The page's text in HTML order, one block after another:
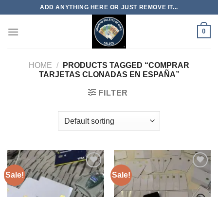
content
ADD ANYTHING HERE OR JUST REMOVE IT...
0
HOME /
PRODUCTS TAGGED “COMPRAR
TARJETAS CLONADAS EN ESPAÑA”
FILTER
Sale! Sale!